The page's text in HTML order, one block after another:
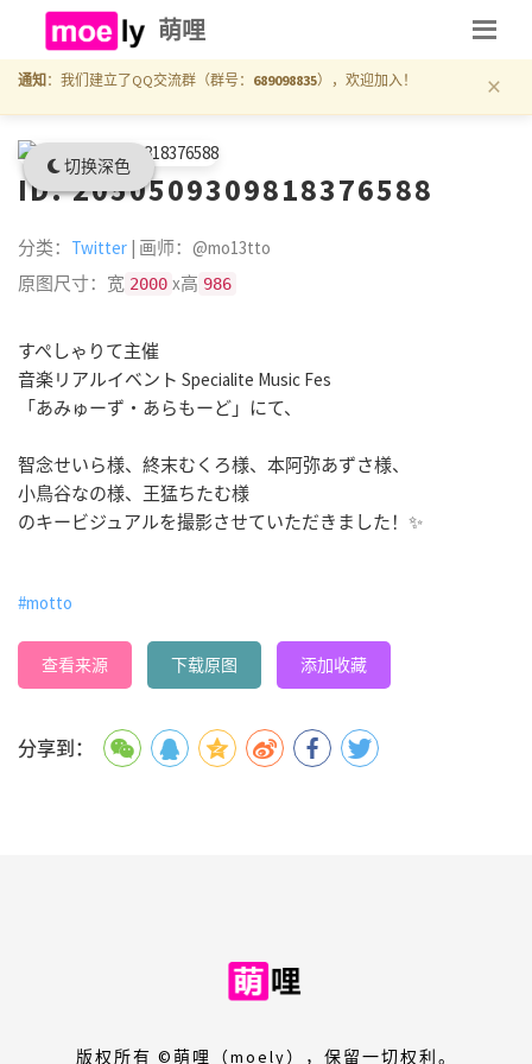
切换深色
萌哩
通知 ：我们建立了QQ交流群（群号： 689098835），欢迎加入！ ×
ID: 2050509309818376588
分类： Twitter | 画师：@mo13tto
原图尺寸：宽 2000 x高 986
すぺしゃりて主催
音楽リアルイベント Specialite Music Fes
「あみゅーず・あらもーど」にて、
智念せいら様、終末むくろ様、本阿弥あずさ様、
小鳥谷なの様、王猛ちたむ様
のキービジュアルを撮影させていただきました！✨
#motto
查看来源 下载原图 添加收藏
分享到：
版权所有 ©萌哩（moely），保留一切权利。